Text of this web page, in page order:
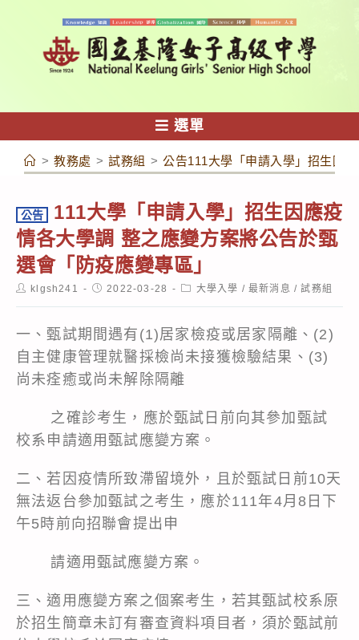
容
選單
> 教務處 > 試務組 > 公告111大學「申請入學」招生因
公告
111大學「申請入學」招生因應疫
情各大學調 整之應變方案將公告於甄
選會「防疫應變專區」
Postklgsh241
Post2022-03-28
Post大學入學 / 最新消息 / 試務組
一、甄試期間遇有(1)居家檢疫或居家隔離、(2)
自主健康管理就醫採檢尚未接獲檢驗結果、(3)
尚未痊癒或尚未解除隔離
之確診考生，應於甄試日前向其參加甄試
校系申請適用甄試應變方案。
二、若因疫情所致滯留境外，且於甄試日前10天
無法返台參加甄試之考生，應於111年4月8日下
午5時前向招聯會提出申
請適用甄試應變方案。
三、適用應變方案之個案考生，若其甄試校系原
於招生簡章未訂有審查資料項目者，須於甄試前